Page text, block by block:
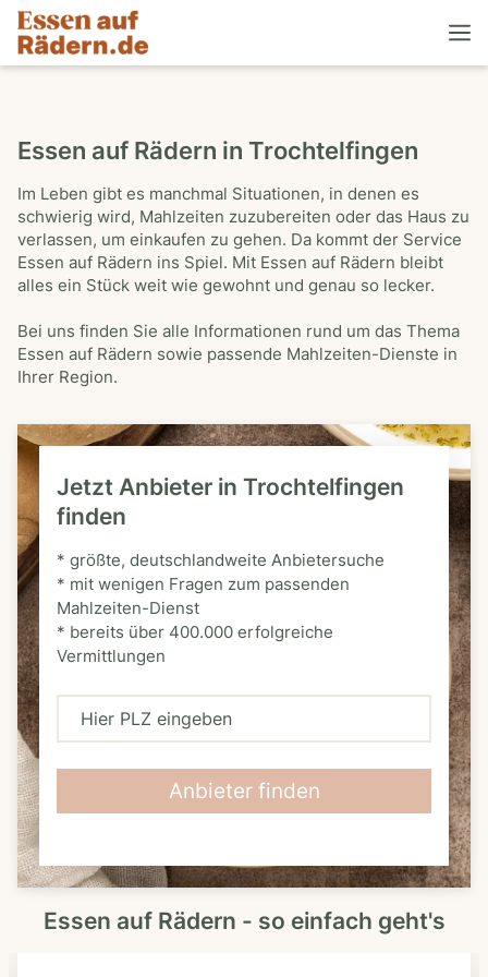
Essen auf Rädern in Trochtelfingen
Im Leben gibt es manchmal Situationen, in denen es
schwierig wird, Mahlzeiten zuzubereiten oder das Haus zu
verlassen, um einkaufen zu gehen. Da kommt der Service
Essen auf Rädern ins Spiel. Mit Essen auf Rädern bleibt
alles ein Stück weit wie gewohnt und genau so lecker.
Bei uns finden Sie alle Informationen rund um das Thema
Essen auf Rädern sowie passende Mahlzeiten-Dienste in
Ihrer Region.
Jetzt Anbieter in Trochtelfingen
finden
* größte, deutschlandweite Anbietersuche
* mit wenigen Fragen zum passenden
Mahlzeiten-Dienst
* bereits über 400.000 erfolgreiche
Vermittlungen
H
L
Z
Anbieter finden
Essen auf Rädern - so einfach geht's